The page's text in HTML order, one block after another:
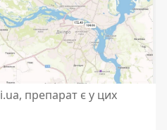
препарат є у цих